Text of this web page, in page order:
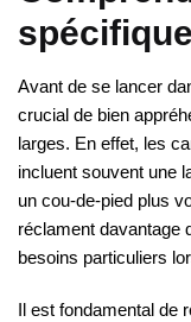
Avant de se lancer
crucial de bien
larges. En effet, les
incluent souvent une
un cou-de-pied plus
réclament davantage
besoins particuliers
Il est fondamental de